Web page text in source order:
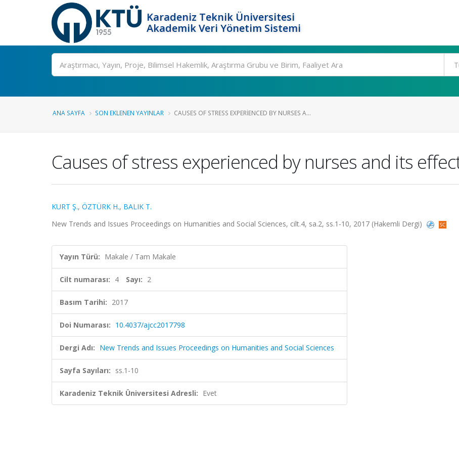
Karadeniz Teknik Üniversitesi
Akademik Veri Yönetim Sistemi
Ara
ANA SAYFA SON EKLENEN YAYINLAR CAUSES OF STRESS EXPERIENCED BY NURSES A...
Causes of stress experienced by nurses and its
KURT Ş., ÖZTÜRK H., BALIK T.
New Trends and Issues Proceedings on Humanities and Social Sciences, cilt.4, sa.2, ss.1-10, 2017 (Hakemli Dergi)
Yayın Türü: Makale / Tam Makale
Cilt numarası: 4 Sayı: 2
Basım Tarihi: 2017
Doi Numarası: 10.4037/ajcc2017798
Dergi Adı: New Trends and Issues Proceedings on Humanities and Social Sciences
Sayfa Sayıları: ss.1-10
Karadeniz Teknik Üniversitesi Adresli: Evet